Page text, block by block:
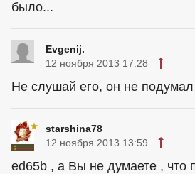
было...
Evgenij.
12 ноября 2013 17:28
Не слушай его, он не подумал
starshina78
12 ноября 2013 13:59
ed65b , а Вы не думаете , что